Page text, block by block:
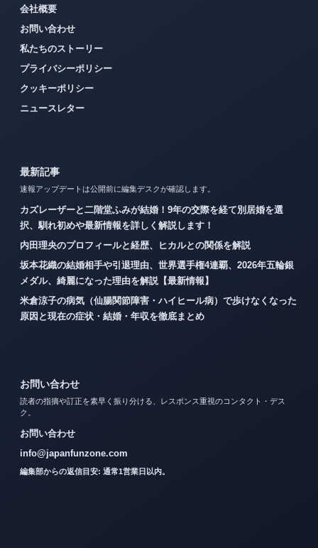
会社概要
お問い合わせ
私たちのストーリー
プライバシーポリシー
クッキーポリシー
ニュースレター
最新記事
速報アップデートは公開前に編集デスクが確認します。
カズレーザーと二階堂ふみが結婚！9年の交際を経て別居婚を選
択、馴れ初めや最新情報を詳しく解説します！
内田理央のプロフィールと経歴、ヒカルとの関係を解説
坂本花織の結婚相手や引退理由、世界選手権4連覇、2026年五輪銀
メダル、綺麗になった理由を解説【最新情報】
米倉涼子の病気（仙腸関節障害・ハイヒール病）で歩けなくなった
原因と現在の症状・結婚・年収を徹底まとめ
お問い合わせ
読者の指摘や訂正を素早く振り分ける、レスポンス重視のコンタクト・デス
ク。
お問い合わせ
info@japanfunzone.com
編集部からの返信目安: 通常1営業日以内。